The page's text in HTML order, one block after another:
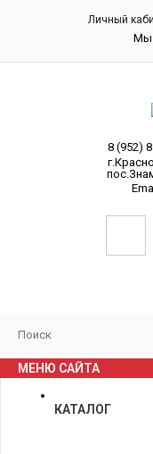
Личный
Мы
8 (952)
МЕНЮ САЙТА
КАТАЛОГ